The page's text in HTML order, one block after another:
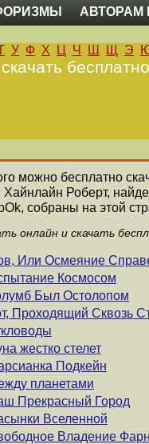
АВТОРАМ
У Ф Х Ц Ч Ш Щ Э
можно бесплатно
Хайнлайн Роберт,
собраны на этой
онлайн и скачать
Или Осмеяние
Космосом
Был Остолопом
Проходящий Сквозь
жестко стелет
Подкейн
планетами
Прекрасный Город
Вселенной
Владение